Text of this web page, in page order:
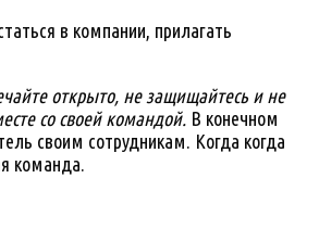
в компании, прилагать
открыто, не защищайтесь и не
со своей командой. В конечном
своим сотрудникам. Когда когда
команда.